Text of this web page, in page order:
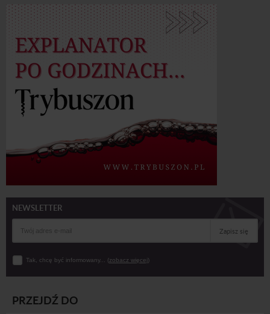
NEWSLETTER
Zapisz się
Tak, chcę być informowany... (zobacz więcej)
PRZEJDŹ DO